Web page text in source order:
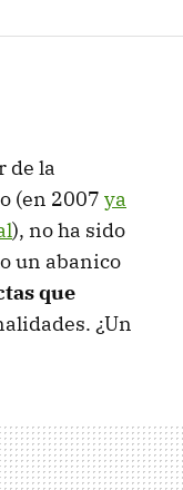
de la
(en 2007 ya
), no ha sido
un abanico
que
¿Un